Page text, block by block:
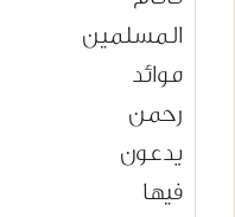
المسلمين
موائد
رحمن
يدعون
فيها